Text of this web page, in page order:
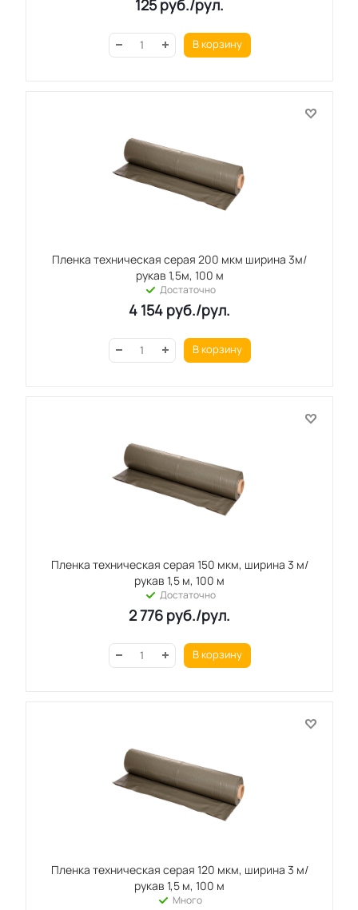
125руб./рул.
В корзину
Пленка техническая серая 200 мкм ширина 3м/
рукав 1,5м, 100 м
Достаточно
4 154 руб./рул.
В корзину
Пленка техническая серая 150 мкм, ширина 3 м/
рукав 1,5 м, 100 м
Достаточно
2 776 руб./рул.
В корзину
Пленка техническая серая 120 мкм, ширина 3 м/
рукав 1,5 м, 100 м
Много